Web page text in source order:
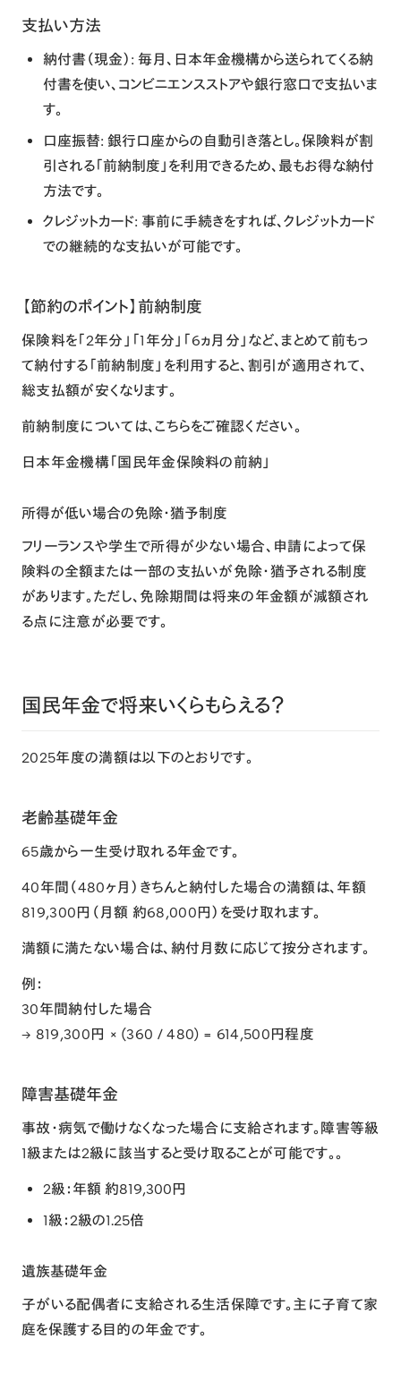
支払い方法
納付書（現金） : 毎月、日本年金機構から送られてくる納
付書を使い、コンビニエンスストアや銀行窓口で支払いま
す。
口座振替: 銀行口座からの自動引き落とし。保険料が割
引される「前納制度」を利用できるため、最もお得な納付
方法です。
クレジットカード: 事前に手続きをすれば、クレジットカード
での継続的な支払いが可能です。
【節約のポイント】前納制度
保険料を「2年分」「1年分」「6ヵ月分」など、まとめて前もっ
て納付する「前納制度」を利用すると、割引が適用されて、
総支払額が安くなります。
前納制度については、こちらをご確認ください。
日本年金機構「国民年金保険料の前納」
所得が低い場合の免除・猶予制度
フリーランスや学生で所得が少ない場合、申請によって保
険料の全額または一部の支払いが免除・猶予される制度
があります。ただし、免除期間は将来の年金額が減額され
る点に注意が必要です。
国民年金で将来いくらもらえる？
2025年度の満額は以下のとおりです。
老齢基礎年金
65歳から一生受け取れる年金です。
40年間（480ヶ月）きちんと納付した場合の満額は、年額
819,300円（月額 約68,000円）を受け取れます。
満額に満たない場合は、納付月数に応じて按分されます。
例：
30年間納付した場合
→ 819,300円 × (360 / 480) = 614,500円程度
障害基礎年金
事故・病気で働けなくなった場合に支給されます。障害等級
1級または2級に該当すると受け取ることが可能です。。
2級：年額 約819,300円
1級：2級の1.25倍
遺族基礎年金
子がいる配偶者に支給される生活保障です。主に子育て家
庭を保護する目的の年金です。